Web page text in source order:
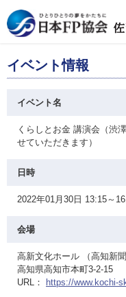
イベント情報
イベント名
くらしとお金 講演会（渋
せていただきます）
日時
2022年01月30日 13:15～
会場
高新文化ホール （高知新
高知県高知市本町3-2-15
URL：
https://www.kochi-